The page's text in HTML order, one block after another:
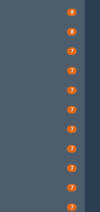
8
8
7
7
7
7
7
7
7
7
7